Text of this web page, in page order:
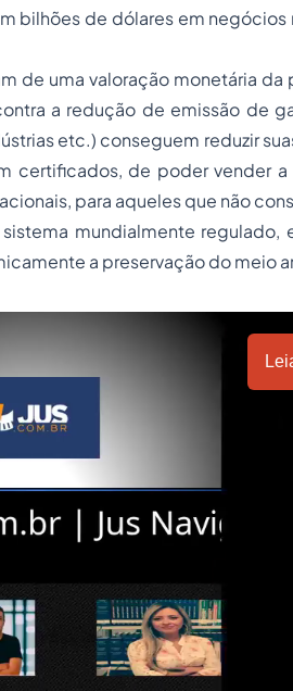
bilhões de dólares em negócios
de uma valoração monetária da
a redução de emissão de
etc.) conseguem reduzir
certificados, de poder vender a
para aqueles que não
mundialmente regulado,
a preservação do meio